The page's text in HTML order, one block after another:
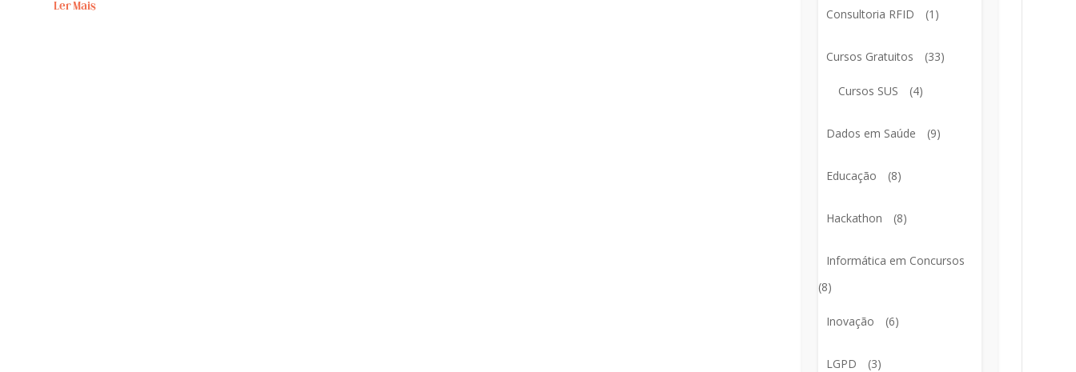
Ler Mais Consultoria RFID (1)
Cursos Gratuitos (33)
Cursos SUS (4)
Dados em Saúde (9)
Educação (8)
Hackathon (8)
Informática em Concursos
(8)
Inovação (6)
LGPD (3)